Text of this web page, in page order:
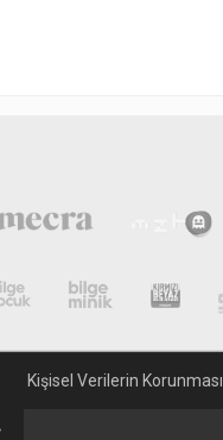
Kişisel Verilerin Korunması